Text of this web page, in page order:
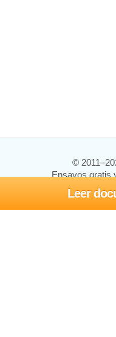
Leer
©
Ensayos gratis